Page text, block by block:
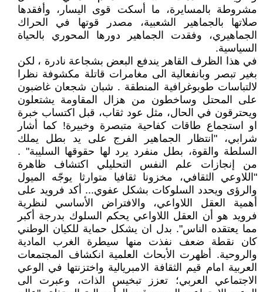
مشروطة بالمسايرة، ما أسكت قوى اليسار، وأفقدها
صلاتها بالجماهير الشعبية، مصدر قوتها في الحراك
الجماهيري، وفقدت الجماهير دورها المحوري بالحياة
السياسية.
في هذا الظرف القاهر يندفع البعض بشجاعة نادرة ، لكن
بغير تبصر وبانفعالية الى مغامرات قاتلة مكشوفة نظرا
لالتباسات طوبوغرافية المنطقة . شبان شجعان غاضبون
على المحتل وساخطون من هزال المقاومة يشتعلون
ويحترقون في الحال، مثل عود ثقاب، قبل اكتساب خبرة
او استجماع طاقات كفاحية متبصرة وخبيرة! كما أشار
شرابي، "انتظار الجماهير الفرج على يد بطل يملك
السلطة والقوة، بطل منفرد يرد لها حقوقها السليبة" .
من إنجازات علم النفس التحليلي اكتشاف ظاهرة
"اللاوعي الثقافي، مخزونا ثقافيا متوارثا يوجّه الميول
والرؤى ويحدد السلوكات بشكل عفوي... أكد فرويد على
أهمية العقل اللاواعي، والافتراض الأساسي لنظرية
فرويد هو أن العقل اللاواعي يحكم السلوك بدرجة أكبر
مما يعتقده الناس". بدل ان يشكل حماية للكيان الوطني
كان نقطة ضعف نفذت منها سيطرة الغرب المادية
والروحية. أظهرت الأبحاث العلمية انكشاف المجتمعات
العربية امام قيم الثقافة الامبريالية واختزنتها في الوعي
الاجتماعي العربي؛ تعزز تبخيس الذات، وعبرت الى